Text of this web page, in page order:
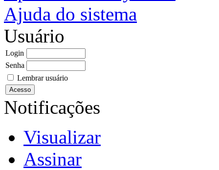
Ajuda do sistema
Usuário
Login
Senha
Lembrar usuário
Notificações
Visualizar
Assinar